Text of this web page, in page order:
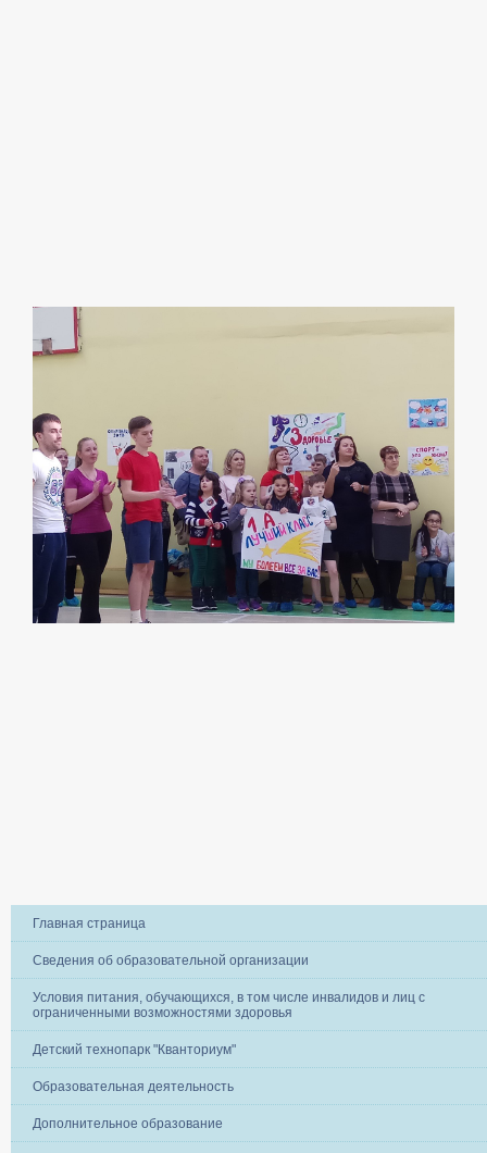
Главная страница
Сведения об образовательной организации
Условия питания, обучающихся, в том числе инвалидов и лиц с
ограниченными возможностями здоровья
Детский технопарк "Кванториум"
Образовательная деятельность
Дополнительное образование